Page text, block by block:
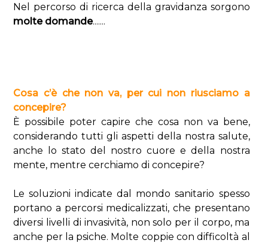
Nel percorso di ricerca della gravidanza sorgono
molte domande.......
Cosa c’è che non va, per cui non riusciamo a
concepire?
È possibile poter capire che cosa non va bene,
considerando tutti gli aspetti della nostra salute,
anche lo stato del nostro cuore e della nostra
mente, mentre cerchiamo di concepire?
Le soluzioni indicate dal mondo sanitario spesso
portano a percorsi medicalizzati, che presentano
diversi livelli di invasività, non solo per il corpo, ma
anche per la psiche. Molte coppie con difficoltà al